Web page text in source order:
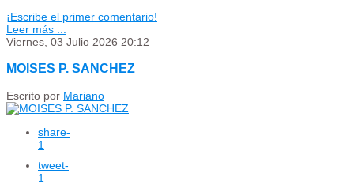
¡Escribe el primer comentario!
Leer más ...
Viernes, 03 Julio 2026 20:12
MOISES P. SANCHEZ
Escrito por Mariano
share-
1
tweet-
1